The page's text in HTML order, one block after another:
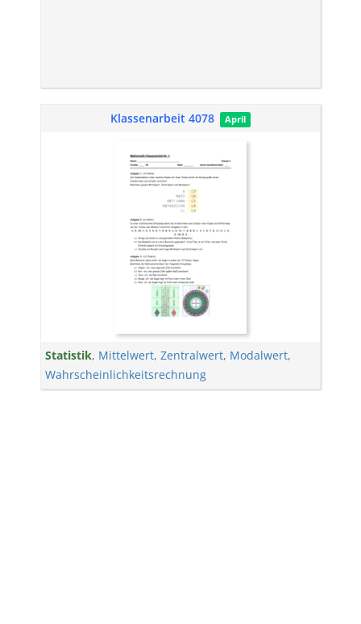
Klassenarbeit 4078 April
Statistik, Mittelwert, Zentralwert, Modalwert,
Wahrscheinlichkeitsrechnung